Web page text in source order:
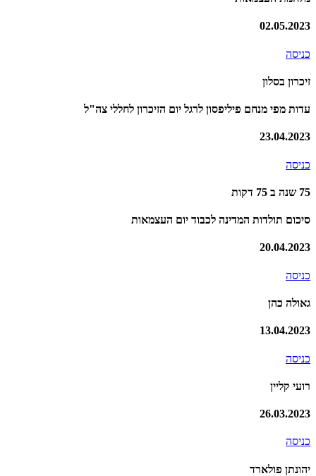
02.05.2023
כניסה
זיכרון בסלון
עדות מפי מנחם פיליפסון לרגל יום הזיכרון לחללי צה"ל
23.04.2023
כניסה
75 שנה ב 75 דקות
סיכום תולדות המדינה לכבוד יום העצמאות
20.04.2023
כניסה
גאולה כהן
13.04.2023
כניסה
רועי קליין
26.03.2023
כניסה
יהונתן פולארד